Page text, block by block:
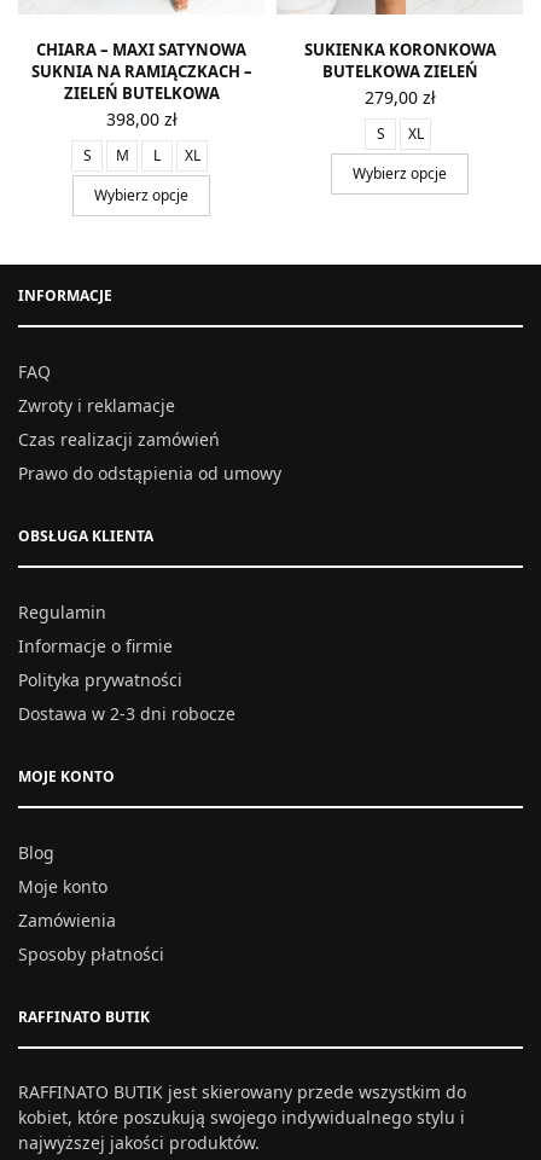
CHIARA – MAXI SATYNOWA
SUKNIA NA RAMIĄCZKACH –
ZIELEŃ BUTELKOWA
398,00 zł
S M L
XL
Wybierz opcje
SUKIENKA KORONKOWA
BUTELKOWA ZIELEŃ
279,00 zł
S
XL
Wybierz opcje
INFORMACJE
FAQ
Zwroty i reklamacje
Czas realizacji zamówień
Prawo do odstąpienia od umowy
OBSŁUGA KLIENTA
Regulamin
Informacje o firmie
Polityka prywatności
Dostawa w 2-3 dni robocze
MOJE KONTO
Blog
Moje konto
Zamówienia
Sposoby płatności
RAFFINATO BUTIK
RAFFINATO BUTIK jest skierowany przede wszystkim do
kobiet, które poszukują swojego indywidualnego stylu i
najwyższej jakości produktów.